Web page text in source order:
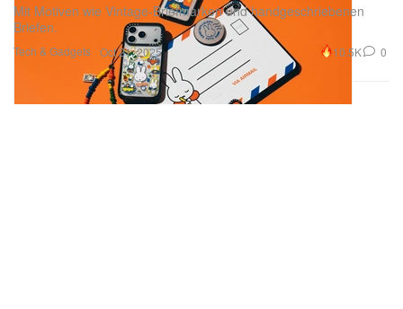
Tech & Gadgets
Mit Motiven wie Vintage-Briefmarken und handgeschriebenen
Briefen.
Oct 21, 2025 10.5K 0